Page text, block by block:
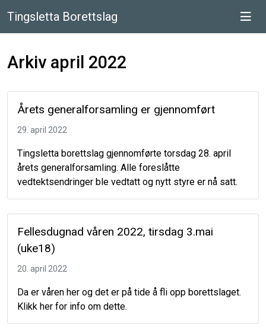
Tingsletta Borettslag
Arkiv april 2022
Årets generalforsamling er gjennomført
29. april 2022
Tingsletta borettslag gjennomførte torsdag 28. april
årets generalforsamling. Alle foreslåtte
vedtektsendringer ble vedtatt og nytt styre er nå satt.
Fellesdugnad våren 2022, tirsdag 3.mai
(uke18)
20. april 2022
Da er våren her og det er på tide å fli opp borettslaget.
Klikk her for info om dette.